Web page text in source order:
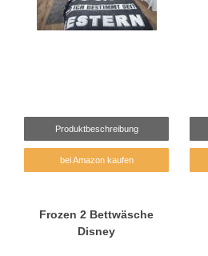
Produktbeschreibung
bei Amazon kaufen
Frozen 2 Bettwäsche
Disney